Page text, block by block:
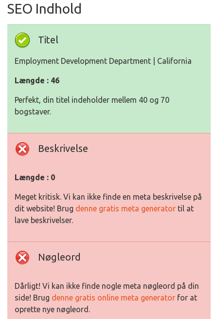
SEO Indhold
Titel
Employment Development Department | California
Længde : 46
Perfekt, din titel indeholder mellem 40 og 70
bogstaver.
Beskrivelse
Længde : 0
Meget kritisk. Vi kan ikke finde en meta beskrivelse på
dit website! Brug denne gratis meta generator til at
lave beskrivelser.
Nøgleord
Dårligt! Vi kan ikke finde nogle meta nøgleord på din
side! Brug denne gratis online meta generator for at
oprette nye nøgleord.